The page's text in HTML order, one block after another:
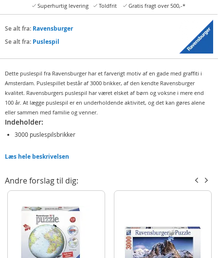
Superhurtig levering
Toldfrit Gratis fragt over 500,-*
Se alt fra: Ravensburger
Se alt fra: Puslespil
Dette puslespil fra Ravensburger har et farverigt motiv af en gade med graffiti i
Amsterdam. Puslespillet består af 3000 brikker, af den kendte Ravensburger
kvalitet. Ravensburgers puslespil har været elsket af børn og voksne i mere end
100 år. At lægge puslespil er en underholdende aktivitet, og det kan gøres alene
eller sammen med familie og venner.
Indeholder:
3000 puslespilsbrikker
Detaljer
Produktdetaljer
Model
Læs hele beskrivelsen
Andre forslag til dig: